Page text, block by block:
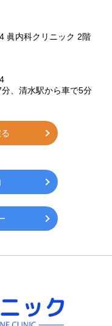
眞内科クリニック 2階
、清水駅から車で5分